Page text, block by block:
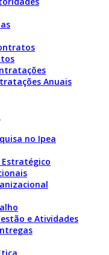
Anuais
no Ipea
e Atividades